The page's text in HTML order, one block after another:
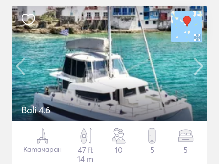
Bali 4.6
Катамаран
47 ft
14 m
10 5 5